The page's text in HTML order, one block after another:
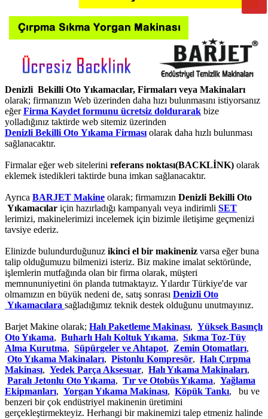
Denizli Bekilli Oto Yıkamacılar, Firmaları veya Makinaları
olarak; firmanızın Web üzerinden daha hızı bulunmasını istiyorsanız
eğerFirma Kaydet formunu ücretsiz doldurarak bize
yolladığınız taktirde web sitemiz üzerinden
Denizli Bekilli Oto Yıkama Firmasıolarak daha hızlı bulunması
sağlanacaktır.
Firmalar eğer web sitelerini referans noktası(BACKLİNK) olarak
eklemek istedikleri taktirde buna imkan sağlanacaktır.
Ayrıca BARJET Makine olarak; firmamızın Denizli Bekilli Oto
Yıkamacılar için hazırladığı kampanyalı veya indirimli SET
lerimizi, makinelerimizi incelemek için bizimle iletişime geçmenizi
tavsiye ederiz.
Elinizde bulundurduğunuz ikinci el bir makineniz varsa eğer buna
talip olduğumuzu bilmenizi isteriz. Biz makine imalat sektöründe,
işlemlerin mutfağında olan bir firma olarak, müşteri
memnununiyetini ön planda tutmaktayız. Yılardır Türkiye'de var
olmamızın en büyük nedeni de, satış sonrası Denizli Oto
Yıkamacılara sağladığımız teknik destek olduğunu unutmayınız.
Barjet Makine olarak; Halı Paketleme Makinası, Yüksek Basınçlı
Oto Yıkama, Buharlı Halı Koltuk Yıkama, Sıkma Toz-Tüy
Alma Kurutma, Süpürgeler ve Ahtapot, Zemin Otomatları,
Oto Yıkama Makinaları, Pistonlu Kompresör, Halı Çırpma
Makinası, Yedek Parça Aksesuar, Halı Yıkama Makinaları,
Paralı Jetonlu Oto Yıkama, Tır ve Otobüs Yıkama, Yağlama
Ekipmanları, Yorgan Yıkama Makinası, Köpük Tankı, bu ve
benzeri bir çok endüstriyel makinenin üretimini
gerçekleştirmekteyiz. Herhangi bir makinemizi talep etmeniz halinde